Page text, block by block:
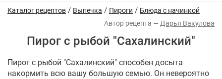
Каталог рецептов / Выпечка / Пироги / Блюда с начинкой
Дарья Вакулова
Пирог с рыбой "Сахалинский"
Пирог с рыбой "Сахалинский" способен досыта
накормить всю вашу большую семью. Он невероятно